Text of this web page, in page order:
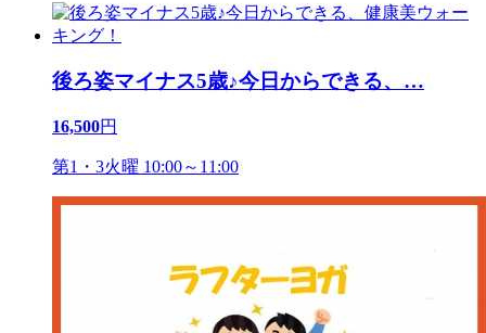
後ろ姿マイナス5歳♪今日からできる、 …
16,500円
第1・3火曜 10:00～11:00